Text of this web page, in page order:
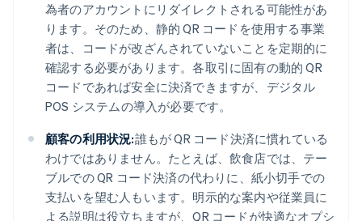
為者のアカウントにリダイレクトされる可能性があ
ります。そのため、静的 QR コードを使用する事業
者は、コードが改ざんされていないことを定期的に
確認する必要があります。各取引に固有の動的 QR
コードであれば安全に決済できますが、デジタル
POS システムの導入が必要です。
顧客の利用状況:誰もが QR コード決済に慣れている
わけではありません。たとえば、飲食店では、テー
ブルでの QR コード決済の代わりに、紙小切手での
支払いを望む人もいます。明示的な案内や従業員に
よる説明は役立ちますが、QR コードが快適なオプシ